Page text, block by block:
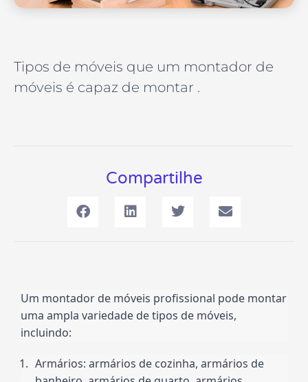
Tipos de móveis que um montador de
móveis é capaz de montar .
Compartilhe
Um montador de móveis profissional pode montar
uma ampla variedade de tipos de móveis,
incluindo:
Armários: armários de cozinha, armários de